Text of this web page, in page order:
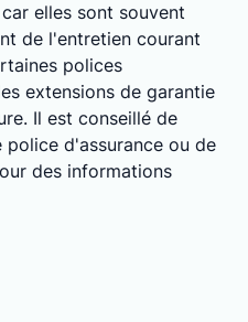
elles sont souvent
de l'entretien courant
polices
extensions de garantie
Il est conseillé de
d'assurance ou de
des informations